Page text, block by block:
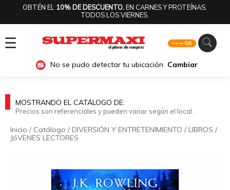
OBTÉN EL 10% DE DESCUENTO.EN CARNES Y PROTEÍNAS,
TODOS LOS VIERNES.
☰
No se pudo detectar tu ubicación Cambiar
MOSTRANDO EL CATÁLOGO DE:
Precios son referenciales y pueden variar según el local.
Inicio / Catálogo / DIVERSIÓN Y ENTRETENIMIENTO / LIBROS /
JóVENES LECTORES